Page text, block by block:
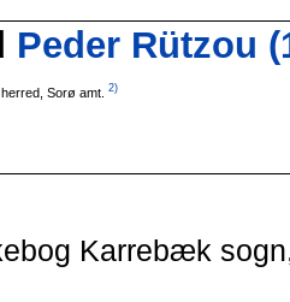
Peder Rützou
Sorø amt. 2)
Karrebæk